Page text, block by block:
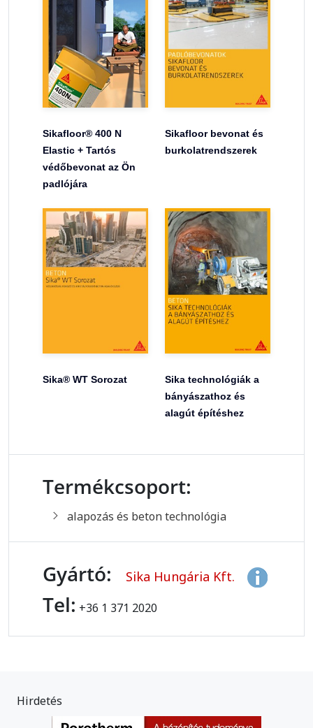
Sikafloor® 400 N
Elastic + Tartós
védőbevonat az Ön
padlójára
Sikafloor bevonat és
burkolatrendszerek
Sika® WT Sorozat
Sika technológiák a
bányászathoz és
alagút építéshez
Termékcsoport:
alapozás és beton technológia
Gyártó: Sika Hungária Kft.
Tel: +36 1 371 2020
Hirdetés